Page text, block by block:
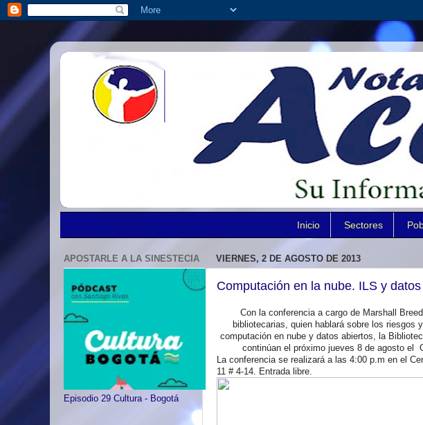
Inicio Sectores
VIERNES, 2 DE AGOSTO DE 2013
Computación en la nube. ILS y
Con la conferencia a cargo de Marshall
bibliotecarias, quien hablará sobre los riesgos
computación en nube y datos abiertos, la
continúan el próximo jueves 8 de agosto el
La conferencia se realizará a las 4:00 p.m en el
11 # 4-14. Entrada libre.
APOSTARLE A LA SINESTECIA
Episodio 29 Cultura - Bogotá